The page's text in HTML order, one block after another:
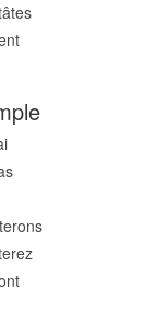
âtes
erons
erez